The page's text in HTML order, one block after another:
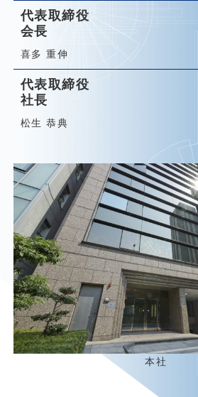
代表取締役
会長
喜多 重伸
代表取締役
社長
松生 恭典
本社